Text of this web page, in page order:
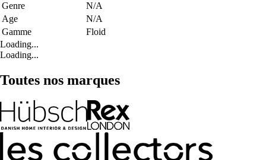
Genre
N/A
Age
N/A
Gamme
Floid
Loading...
Loading...
Toutes nos marques